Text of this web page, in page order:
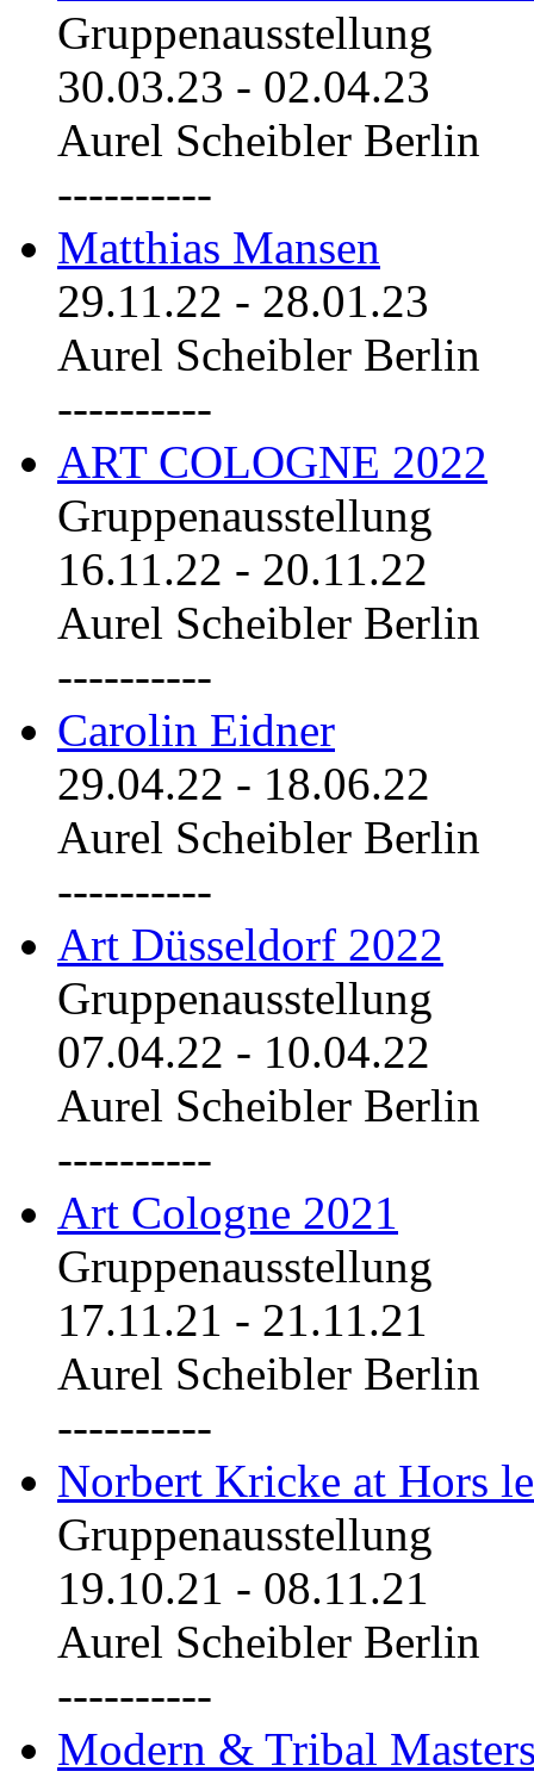
Gruppenausstellung
30.03.23 - 02.04.23
Aurel Scheibler Berlin
----------
Matthias Mansen
29.11.22 - 28.01.23
Aurel Scheibler Berlin
----------
ART COLOGNE 2022
Gruppenausstellung
16.11.22 - 20.11.22
Aurel Scheibler Berlin
----------
Carolin Eidner
29.04.22 - 18.06.22
Aurel Scheibler Berlin
----------
Art Düsseldorf 2022
Gruppenausstellung
07.04.22 - 10.04.22
Aurel Scheibler Berlin
----------
Art Cologne 2021
Gruppenausstellung
17.11.21 - 21.11.21
Aurel Scheibler Berlin
----------
Norbert Kricke at Hors
Gruppenausstellung
19.10.21 - 08.11.21
Aurel Scheibler Berlin
----------
Modern & Tribal